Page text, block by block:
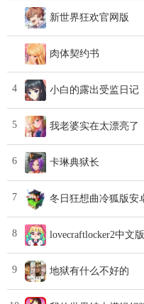
新世界狂欢官网版
肉体契约书
4 小白的露出受监日记
5 我老婆实在太漂亮了
6 卡琳典狱长
7 冬日狂想曲冷狐版安
8 lovecraftlocker2中文版
9 地狱有什么不好的